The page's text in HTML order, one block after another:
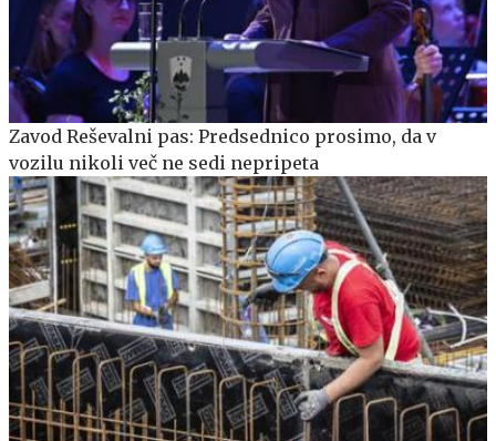
Zavod Reševalni pas: Predsednico prosimo, da v
vozilu nikoli več ne sedi nepripeta